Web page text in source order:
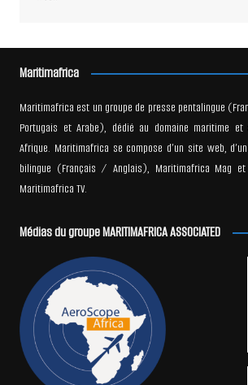
Maritimafrica
Maritimafrica est un groupe de presse pentalingue
Portugais et Arabe), dédié au domaine maritime et
Afrique. Maritimafrica se compose d’un site web,
bilingue (Français / Anglais), Maritimafrica Mag et
Maritimafrica TV.
Médias du groupe MARITIMAFRICA ASSOCIATED